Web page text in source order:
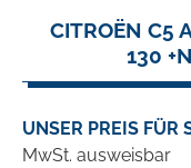
CITROËN C5
130
UNSER PREIS FÜR
MwSt. ausweisbar